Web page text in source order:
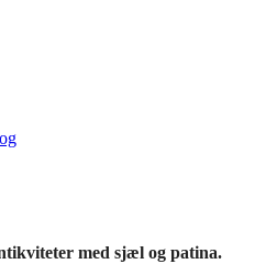
med sjæl og patina.